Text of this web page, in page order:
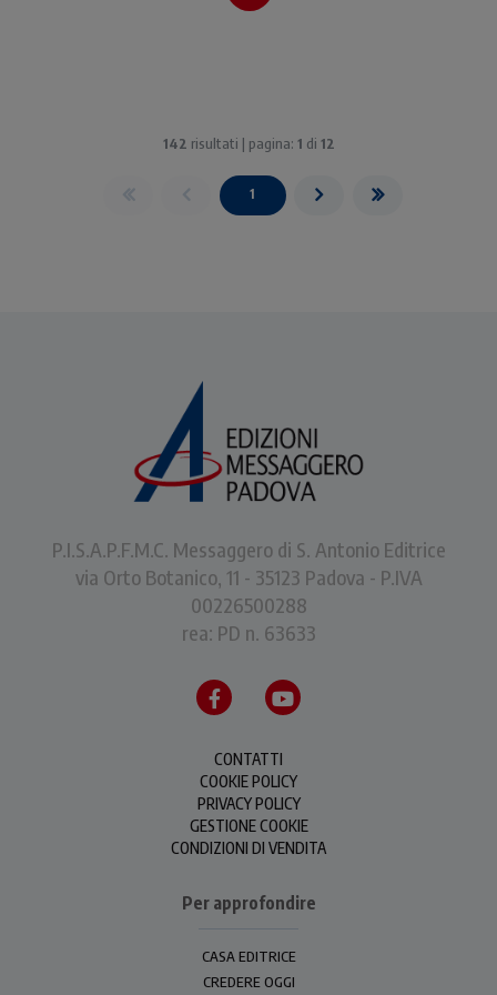
142 risultati | pagina: 1 di 12
1
P.I.S.A.P.F.M.C. Messaggero di S. Antonio Editrice
via Orto Botanico, 11 - 35123 Padova - P.IVA
00226500288
rea: PD n. 63633
CONTATTI
COOKIE POLICY
PRIVACY POLICY
GESTIONE COOKIE
CONDIZIONI DI VENDITA
Per approfondire
CASA EDITRICE
CREDERE OGGI